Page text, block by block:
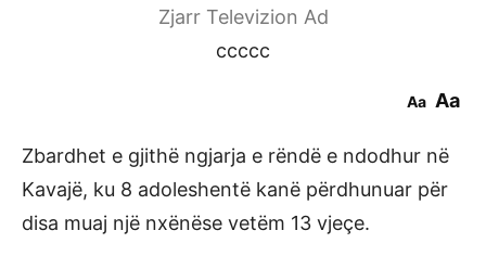
Zjarr Televizion Ad
ccccc
Aa Aa
Zbardhet e gjithë ngjarja e rëndë e ndodhur në
Kavajë, ku 8 adoleshentë kanë përdhunuar për
disa muaj një nxënëse vetëm 13 vjeçe.